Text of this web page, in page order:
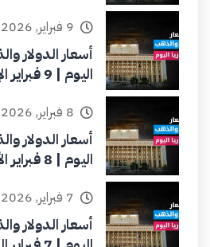
9 فبراير, 2026 - 09:27 ص
أسعار الدولار
اليوم | 9 فبراير الإثنين 2026
8 فبراير, 2026 - 09:21 ص
أسعار الدولار
اليوم | 8 فبراير الأحد 2026
7 فبراير, 2026 - 10:48 ص
أسعار الدولار